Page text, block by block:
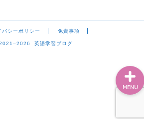
バシーポリシー 免責事項
英語学習ブログ
MENU
お問い合わせ